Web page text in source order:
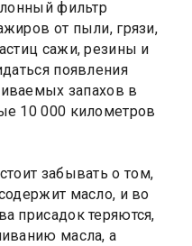
фильтр
от пыли, грязи,
сажи, резины и
появления
запахов в
10 000 километров
забывать о том,
масло, и во
присадок теряются,
масла, а